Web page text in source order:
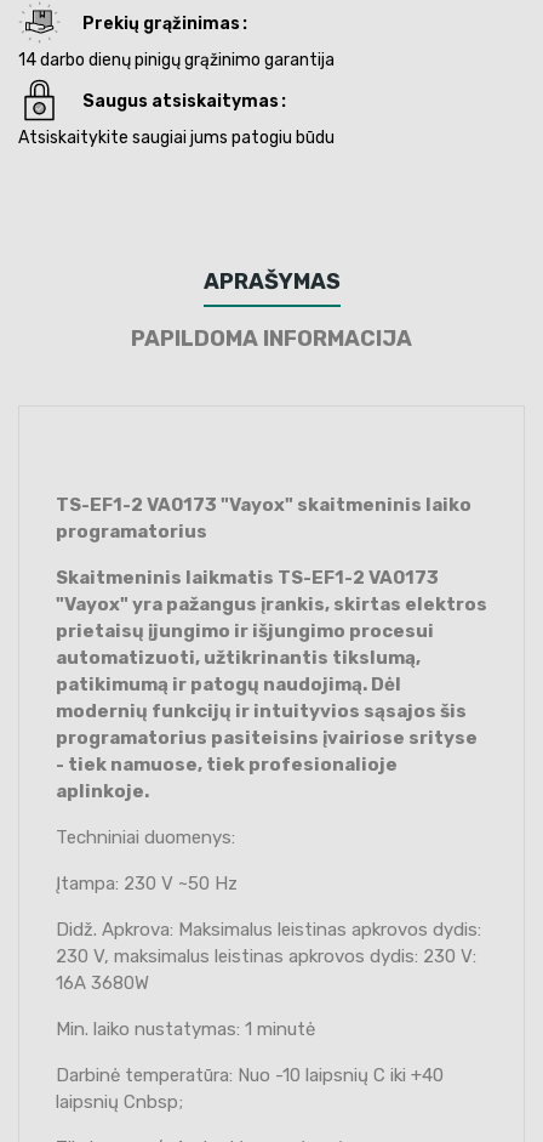
Prekių grąžinimas
14 darbo dienų pinigų grąžinimo garantija
Saugus atsiskaitymas
Atsiskaitykite saugiai jums patogiu būdu
APRAŠYMAS
PAPILDOMA INFORMACIJA
TS-EF1-2 VA0173 "Vayox" skaitmeninis laiko
programatorius
Skaitmeninis laikmatis TS-EF1-2 VA0173
"Vayox" yra pažangus įrankis, skirtas elektros
prietaisų įjungimo ir išjungimo procesui
automatizuoti, užtikrinantis tikslumą,
patikimumą ir patogų naudojimą. Dėl
modernių funkcijų ir intuityvios sąsajos šis
programatorius pasiteisins įvairiose srityse
- tiek namuose, tiek profesionalioje
aplinkoje.
Techniniai duomenys:
Įtampa: 230 V ~50 Hz
Didž. Apkrova: Maksimalus leistinas apkrovos dydis:
230 V, maksimalus leistinas apkrovos dydis: 230 V:
16A 3680W
Min. laiko nustatymas: 1 minutė
Darbinė temperatūra: Nuo -10 laipsnių C iki +40
laipsnių Cnbsp;